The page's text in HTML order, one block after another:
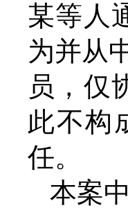
某等人
为并从
员，仅
此不构
任。
本案